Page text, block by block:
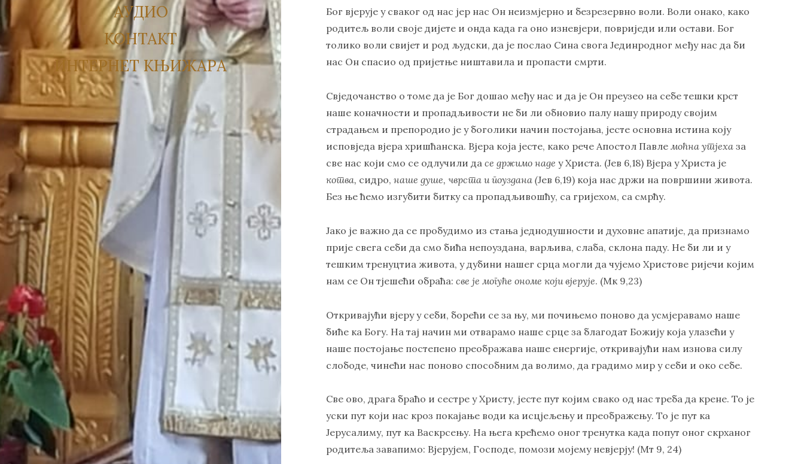
АУДИО
КОНТАКТ
ИНТЕРНЕТ КЊИЖАРА
Бог вјерује у сваког од нас јер нас Он неизмјерно и безрезервно воли. Воли онако, како
родитељ воли своје дијете и онда када га оно изневјери, повриједи или остави. Бог
толико воли свијет и род људски, да је послао Сина свога Јединродног међу нас да би
нас Он спасио од пријетње ништавила и пропасти смрти.
Свједочанство о томе да је Бог дошао међу нас и да је Он преузео на себе тешки крст
наше коначности и пропадљивости не би ли обновио палу нашу природу својим
страдањем и препородио је у боголики начин постојања, јесте основна истина коју
исповједа вјера хришћанска. Вјера која јесте, како рече Апостол Павлемоћна утјехаза
све нас који смо се одлучили дасе држимо надеу Христа. (Јев 6,18) Вјера у Христа је
котва, сидро,наше душе, чврста и поуздана (Јев 6,19) која нас држи на површини живота.
Без ње ћемо изгубити битку са пропадљивошћу, са гријехом, са смрћу.
Јако је важно да се пробудимо из стања једнодушности и духовне апатије, да признамо
прије свега себи да смо бића непоуздана, варљива, слаба, склона паду. Не би ли и у
тешким тренуцтиа живота, у дубини нашег срца могли да чујемо Христове ријечи којим
нам се Он тјешећи обраћа:све је могуће ономе који вјерује. (Мк 9,23)
Откривајући вјеру у себи, борећи се за њу, ми почињемо поново да усмјеравамо наше
биће ка Богу. На тај начин ми отварамо наше срце за благодат Божију која улазећи у
наше постојање постепено преображава наше енергије, откривајући нам изнова силу
слободе, чинећи нас поново способним да волимо, да градимо мир у себи и око себе.
Све ово, драга браћо и сестре у Христу, јесте пут којим свако од нас треба да крене. То је
уски пут који нас кроз покајање води ка исцјељењу и преображењу. То је пут ка
Јерусалиму, пут ка Васкрсењу. На њега крећемо оног тренутка када попут оног скрханог
родитеља завапимо: Вјерујем, Господе, помози мојему невјерју! (Мт 9, 24)